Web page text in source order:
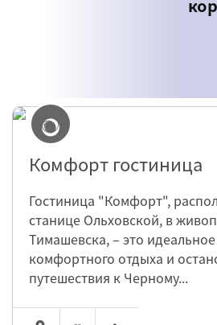
Комфорт гостиница
Гостиница "Комфорт",
станице Ольховской, в
Тимашевска, – это
комфортного отдыха и
путешествия к Черному...